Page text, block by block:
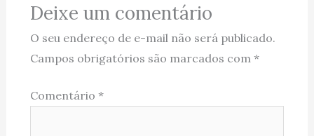
Deixe um comentário
O seu endereço de e-mail não será publicado.
Campos obrigatórios são marcados com *
Comentário *